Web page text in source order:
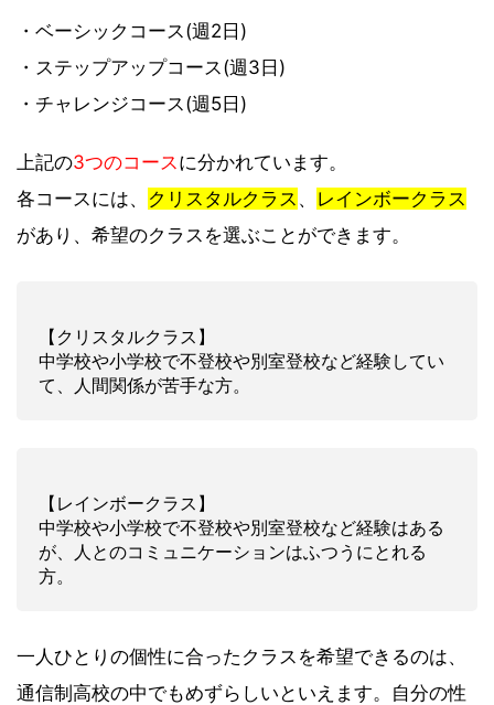
・ベーシックコース(週2日)
・ステップアップコース(週3日)
・チャレンジコース(週5日)
上記の3つのコース に分かれています。
各コースには、 クリスタルクラス 、 レインボークラス
があり、希望のクラスを選ぶことができます。
【クリスタルクラス】
中学校や小学校で不登校や別室登校など経験してい
て、人間関係が苦手な方。
【レインボークラス】
中学校や小学校で不登校や別室登校など経験はある
が、人とのコミュニケーションはふつうにとれる
方。
一人ひとりの個性に合ったクラスを希望できるのは、
通信制高校の中でもめずらしいといえます。自分の性